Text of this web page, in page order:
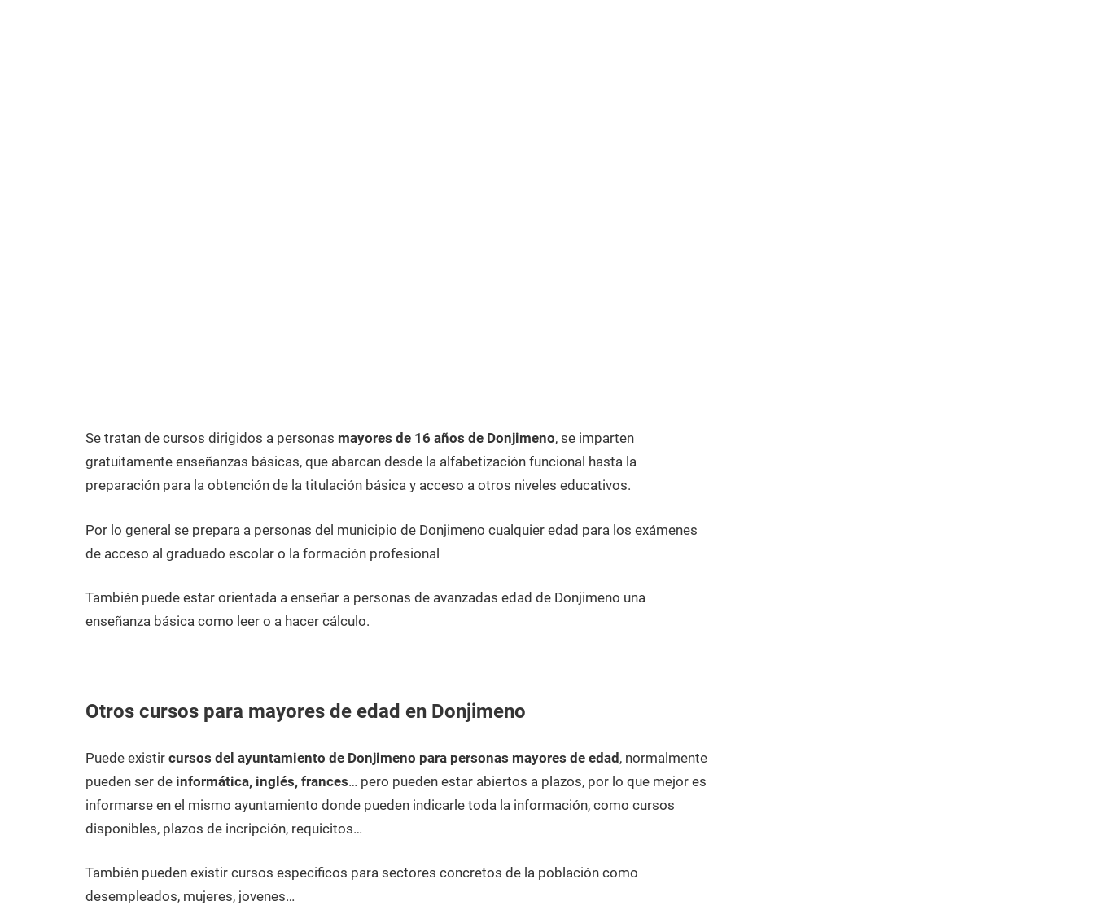
Se tratan de cursos dirigidos a personas mayores de 16 años de Donjimeno, se imparten
gratuitamente enseñanzas básicas, que abarcan desde la alfabetización funcional hasta la
preparación para la obtención de la titulación básica y acceso a otros niveles educativos.
Por lo general se prepara a personas del municipio de Donjimeno cualquier edad para los exámenes
de acceso al graduado escolar o la formación profesional
También puede estar orientada a enseñar a personas de avanzadas edad de Donjimeno una
enseñanza básica como leer o a hacer cálculo.
Otros cursos para mayores de edad en Donjimeno
Puede existir cursos del ayuntamiento de Donjimeno para personas mayores de edad, normalmente
pueden ser de informática, inglés, frances… pero pueden estar abiertos a plazos, por lo que mejor es
informarse en el mismo ayuntamiento donde pueden indicarle toda la información, como cursos
disponibles, plazos de incripción, requicitos…
También pueden existir cursos especificos para sectores concretos de la población como
desempleados, mujeres, jovenes…